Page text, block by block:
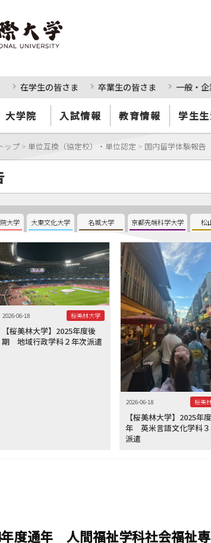
在学生の皆さま 卒業生の皆さま 一般・
大学院 入試情報 教育情報 学生
ップ > 単位互換（協定校）・単位認定 > 国内留学体験報告
大学 大東文化大学 名城大学 京都先端科学大学 松
2026-06-18 桜美林大学
【桜美林大学】2025年度後
期 地域行政学科２年次派遣
2026-06-18 桜美
【桜美林大学】2025年
年 英米言語文化学科
派遣
年度通年 人間福祉学科社会福祉